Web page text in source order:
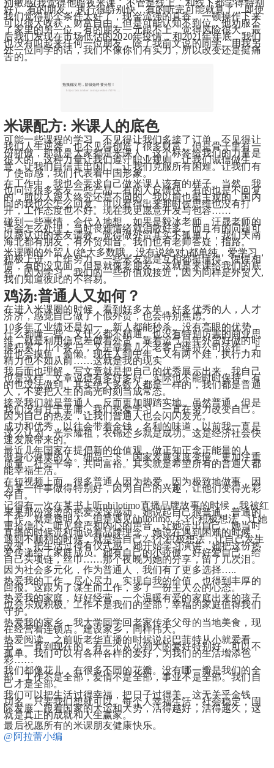
别敏感(我觉得他暗夜米课，不管是线上，和线下都学得特别
好)。有的朋友，执行得特别快，有的听完可能就算了，即使
我们觉得那个条件太好了，现金流强的真香，一顿操作下来
可以很大收获，财富自由。但是可能认知不到位，他劝服不
了家里的另一位。有的朋友一元跟不上，觉得风险很大。最
后我们发现在市场低估的2020年疫情，和2021年年底，我们
也没有叫起来任何一位朋友，除了我前文说的同学。用我另
外一位同学的话，我们不像你们有实力，所以改变还是挺痛
苦的。
拖拽都没用，阶级始终要分层！
​米课配方: 米课人的底色
可能一些课程的学习，不见得让我们多接了订单，不见得让
我们人生逆袭，也不见得创造了很多财富。但是骨子里有一
份骄傲，那就是大家都是米课人，这个标签给我们的力量是
很大的。这种力量让我们遵守职业规则，让我们诚信做生
意，让我们自信走出国门，让我们克服所有困难。让我们有
了使命感，我们代表着中国形象。
在工作中，我也会要求自己做米课人该有的样子。当然，我
也问过很多米友一些产品，有的人反馈快，有的也是不回复
的，所以人跟人终究还是不同的。我以前也挺主观的，国内
问的我也不怎么回复。可以看得出来那时候思维也没有打
开，工作态度也不好。现在我更愿意开发与包容……
碰到一些事情，会代入地想，如果是毅冰老师，汪晟老师的
话会怎么处理，当时畏难情绪就消散好多。而且有的问题可
以跟认识的米友请教。觉得做外贸其实不孤单了，我们天南
海北都有朋友，有外贸知音。我们也有老师答疑，指路。
米课圈的外贸人(绝大多数哦，没有说绝对)都单纯，爱学习，
积极上进，工作努力。一些米友就是互相都挺懂得，惺惺相
惜，有的没见面，但是就像老朋友。这就是米课给我们的底
色，因为学习，我们的一些价值观接近，因为同样是外贸人,
我们知道彼此的不容易。
鸡汤:普通人又如何？
在进入米课圈的时候，看到好多大单，好多优秀的人，人才
济济，感觉自己做了个假外贸，也会特别焦虑。
10多年了业绩还是如一，新人都能秒杀。没有亮眼的优势，
什么都懂一些，又什么都不精通。也没有特别厉害的商业思
维，就是利用信息差做着外贸，靠着运气早年外贸好做的时
候积累了几个客户，又是靠着几个老客户维持公司运作，上
班也会摸鱼，偷懒。现在人到中年，又有两个娃，执行力和
精力也不如从前……这就是我的现实
我后面也理解，写文章就是把自己的优秀展示出来，我自己
也是这样，文章说得有多好多好，实际也不能时时保持，有
的也没法做到。其实绝大多数人都是一样的，我们都是普通
人，不要把人生的高光时刻当成常态。
接受我们就是普通人，反而更加脚踏实地。虽然普通，但是
我们没有甘于平庸，我们热爱学习，一直在努力改变自己。
因为自己的热爱，让我们普通人也会闪闪发光。
成功和优秀，以往会带着金钱，名利的味道，以前我一直是
这么认为，光宗耀祖，衣锦还乡就是成功。这是经济社会快
速发展带来的。
最近几年国家在提倡新的价值观，做正知正念正能量的人，
做身心健康的人。细品一下，国家发展速度变慢，更加注重
质量，社会平等，共同富裕。其实就是希望所有的普通人都
能幸福生活。
在短视频上面，很多普通人因为热爱，因为极致地做事，因
为某一件事做得特别好，因为自己的兴趣，让他们变得光彩
夺目。
记得有一次在某书上听philotimo直播品牌故事的时候，我被红
果果那份滚烫的热爱深深感动。她说起自己很普通，普通的
工作，就是透明人，但是遇见philotimo, 2-3个积极想法，让她
重拾信心，听见尊严和内心的声音，让她活出自己。她当时
直播的时候流利地说着品牌理念，她说在遇到困难的时候，
遇到不顺利的时候，就是给自己2-3个积极想法，让自己发生
改变，把生活过得有仪式感，她开始学习演讲，她把这份热
爱传递给了家庭成员。她有自己的小骄傲，好好爱自己，给
自己买项链，丝巾……那个夜晚为她的分享，留了几次泪。
因为社会多元化，作为普通人，我们有了更多选择…..
​热爱我的工作，尽心尽力，实现自我的价值，也得到丰厚的
回报。这跟为了谋生而工作，多了一份主人公的心态。
热爱我的家庭，好好经营，一个温暖有爱的家庭出来的孩子
也会乐观积极。工作不是我们的全部，幸福的家庭值得我们
守护。
热爱我的家乡，我大学同学回老家传承父母的当地美食，现
在经营着连锁店。建设家乡，同样伟大。
热爱阅读，之前听老华直播的时候说起巴菲特从小就爱看
书，一直到现在的，有一个从小到大的爱好特别好，可以不
孤单。我们可以有各种各样的爱好，为我们的生活增添色
彩……
我们都像花儿，有很多不同的花瓣。没有哪一瓣是我们的全
部，工作不是全部，爱情不是全部，事业不是全部。我们自
己才是全部。
我们可以把生活过得幸福，把日子过得美。这无关乎金钱，
功名，只要我们想就可以。每个人幸福生活，社会稳定，国
际发展，跟着国家的大运和大势，活得越好，活得越久，这
就是真正的成就和人生赢家。
最后祝愿所有的米课朋友健康快乐。
@阿拉蕾小编